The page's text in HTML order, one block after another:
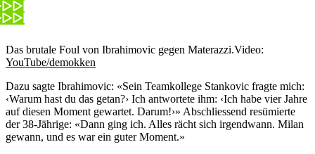
Das brutale Foul von Ibrahimovic gegen Materazzi.Video:
YouTube/demokken
Dazu sagte Ibrahimovic: «Sein Teamkollege Stankovic fragte mich:
‹Warum hast du das getan?› Ich antwortete ihm: ‹Ich habe vier Jahre
auf diesen Moment gewartet. Darum!›» Abschliessend resümierte
der 38-Jährige: «Dann ging ich. Alles rächt sich irgendwann. Milan
gewann, und es war ein guter Moment.»